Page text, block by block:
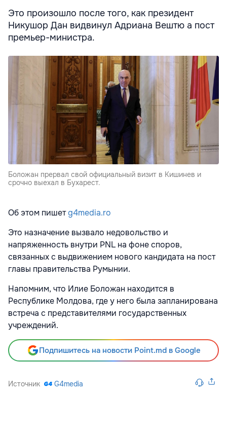
Это произошло после того, как президент
Никушор Дан видвинул Адриана Вештю а пост
премьер-министра.
Боложан прервал свой официальный визит в Кишинев и
срочно выехал в Бухарест.
Об этом пишетg4media.ro
Это назначение вызвало недовольство и
напряженность внутри PNL на фоне споров,
связанных с выдвижением нового кандидата на пост
главы правительства Румынии.
Напомним, что Илие Боложан находится в
Республике Молдова, где у него была запланирована
встреча с представителями государственных
учреждений.
Подпишитесь на новости Point.md в Google
Источник G4media